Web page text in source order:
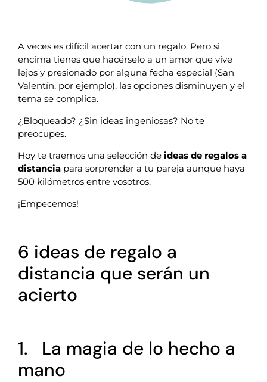
A veces es difícil acertar con un regalo. Pero si
encima tienes que hacérselo a un amor que vive
lejos y presionado por alguna fecha especial (San
Valentín, por ejemplo), las opciones disminuyen y el
tema se complica.
¿Bloqueado? ¿Sin ideas ingeniosas? No te
preocupes.
Hoy te traemos una selección de ideas de regalos a
distancia para sorprender a tu pareja aunque haya
500 kilómetros entre vosotros.
¡Empecemos!
6 ideas de regalo a
distancia que serán un
acierto
1. La magia de lo hecho a
mano